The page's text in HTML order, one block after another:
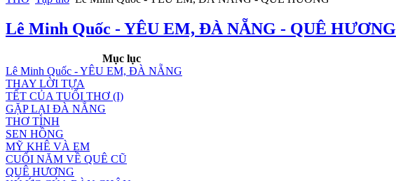
Lê Minh Quốc - YÊU EM, ĐÀ NẴNG - QUÊ HƯƠNG
Mục lục
Lê Minh Quốc - YÊU EM, ĐÀ NẴNG
THAY LỜI TỰA
TẾT CỦA TUỔI THƠ (I)
GẶP LẠI ĐÀ NẲNG
THƠ TÌNH
SEN HỒNG
MỸ KHÊ VÀ EM
CUỐI NĂM VỀ QUÊ CŨ
QUÊ HƯƠNG